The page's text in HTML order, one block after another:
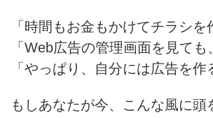
「時間もお金もかけてチラシ
「Web広告の管理画面を見て
「やっぱり、自分には広告を
もしあなたが今、こんな風に